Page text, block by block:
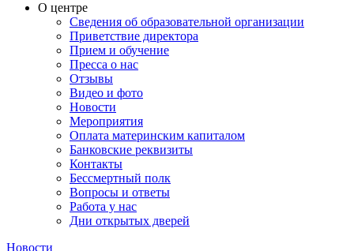
О центре
Сведения об образовательной организации
Приветствие директора
Прием и обучение
Пресса о нас
Отзывы
Видео и фото
Новости
Мероприятия
Оплата материнским капиталом
Банковские реквизиты
Контакты
Бессмертный полк
Вопросы и ответы
Работа у нас
Дни открытых дверей
Новости